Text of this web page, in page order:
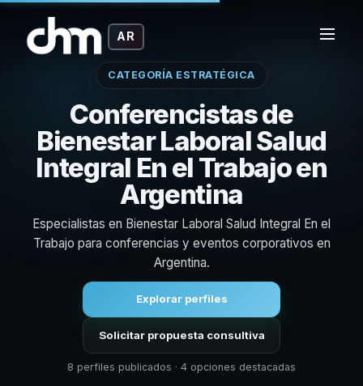
AR
CATEGORÍA ESTRATÉGICA
Conferencistas de
Bienestar Laboral Salud
Integral En el Trabajo en
Argentina
Especialistas en Bienestar Laboral Salud Integral En el
Trabajo para conferencias y eventos corporativos en
Argentina.
Explorar perfiles
Solicitar propuesta consultiva
8 perfiles publicados · 4 opciones destacadas